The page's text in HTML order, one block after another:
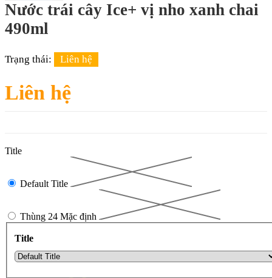
Nước trái cây Ice+ vị nho xanh chai
490ml
Trạng thái: Liên hệ
Liên hệ
Title
Default Title
Thùng 24 Mặc định
Title